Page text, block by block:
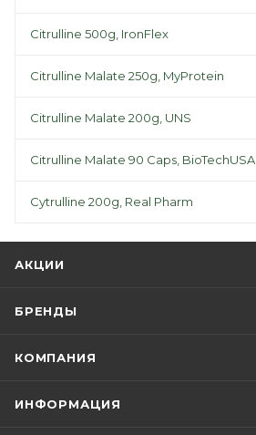
Citrulline 500g, IronFlex
Citrulline Malate 250g, MyProtein
Citrulline Malate 200g, UNS
Citrulline Malate 90 Caps, BioTechUSA
Cytrulline 200g, Real Pharm
АКЦИИ
БРЕНДЫ
КОМПАНИЯ
ИНФОРМАЦИЯ